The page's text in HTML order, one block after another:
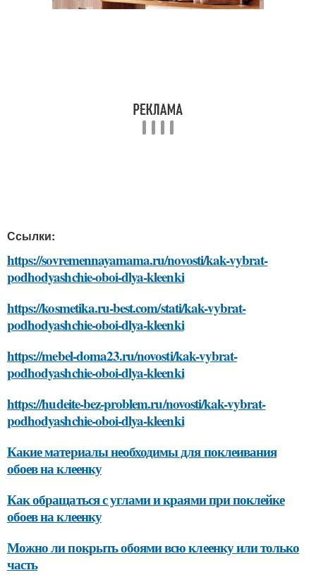
Ссылки:
https://sovremennayamama.ru/novosti/kak-vybrat-
podhodyashchie-oboi-dlya-kleenki
https://kosmetika.ru-best.com/stati/kak-vybrat-
podhodyashchie-oboi-dlya-kleenki
https://mebel-doma23.ru/novosti/kak-vybrat-
podhodyashchie-oboi-dlya-kleenki
https://hudeite-bez-problem.ru/novosti/kak-vybrat-
podhodyashchie-oboi-dlya-kleenki
Какие материалы необходимы для поклеивания
обоев на клеенку
Как обращаться с углами и краями при поклейке
обоев на клеенку
Можно ли покрыть обоями всю клеенку или только
часть